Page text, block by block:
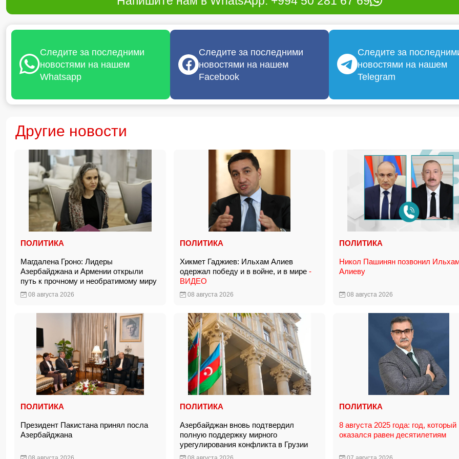
Следите за последними
новостями на нашем
Whatsapp
Следите за последними
новостями на нашем
Facebook
Следите за
новостями на нашем
Telegram
Другие новости
ПОЛИТИКА
Магдалена Гроно: Лидеры
Азербайджана и Армении открыли
путь к прочному и необратимому миру
08 августа 2026
ПОЛИТИКА
Хикмет Гаджиев: Ильхам Алиев
одержал победу и в войне, и в мире -
ВИДЕО
08 августа 2026
ПОЛИТИКА
Никол Пашинян позвонил
Алиеву
08 августа 2026
ПОЛИТИКА
Президент Пакистана принял посла
Азербайджана
ПОЛИТИКА
Азербайджан вновь подтвердил
полную поддержку мирного
урегулирования конфликта в Грузии
ПОЛИТИКА
8 августа 2025 года: год, который
оказался равен десятилетиям